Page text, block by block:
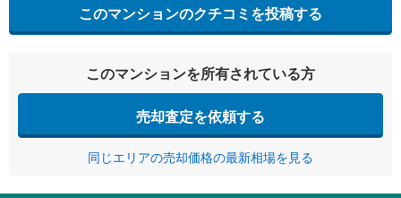
このマンションのクチコミを投稿する
このマンションを所有されている方
売却査定を依頼する
同じエリアの売却価格の最新相場を見る